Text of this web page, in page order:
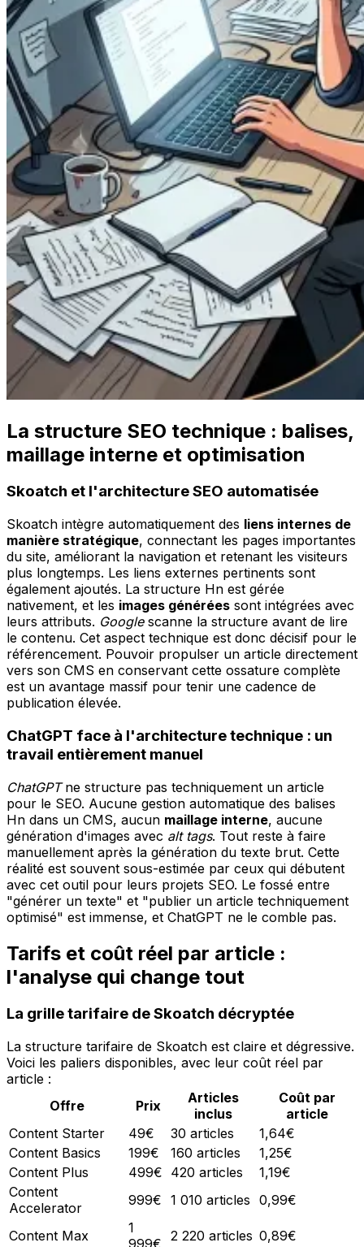
La structure SEO technique : balises,
maillage interne et optimisation
Skoatch et l'architecture SEO automatisée
Skoatch intègre automatiquement des liens internes de
manière stratégique, connectant les pages importantes
du site, améliorant la navigation et retenant les visiteurs
plus longtemps. Les liens externes pertinents sont
également ajoutés. La structure Hn est gérée
nativement, et les images générées sont intégrées avec
leurs attributs. Googlescanne la structure avant de lire
le contenu. Cet aspect technique est donc décisif pour le
référencement. Pouvoir propulser un article directement
vers son CMS en conservant cette ossature complète
est un avantage massif pour tenir une cadence de
publication élevée.
ChatGPT face à l'architecture technique : un
travail entièrement manuel
ChatGPTne structure pas techniquement un article
pour le SEO. Aucune gestion automatique des balises
Hn dans un CMS, aucun maillage interne, aucune
génération d'images avec alt tags. Tout reste à faire
manuellement après la génération du texte brut. Cette
réalité est souvent sous-estimée par ceux qui débutent
avec cet outil pour leurs projets SEO. Le fossé entre
"générer un texte" et "publier un article techniquement
optimisé" est immense, et ChatGPT ne le comble pas.
Tarifs et coût réel par article :
l'analyse qui change tout
La grille tarifaire de Skoatch décryptée
La structure tarifaire de Skoatch est claire et dégressive.
Voici les paliers disponibles, avec leur coût réel par
article :
Offre
Prix
Articles
inclus
Coût par
article
Content Starter
49€ 30 articles
1,64€
Content Basics
199€ 160 articles
1,25€
Content Plus
499€ 420 articles
1,19€
Content
Accelerator
999€ 1 010 articles 0,99€
Content Max
1
2 220 articles 0,89€